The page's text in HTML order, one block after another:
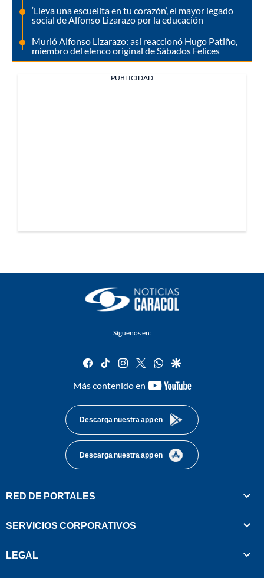
‘Lleva una escuelita en tu corazón’, el mayor legado
social de Alfonso Lizarazo por la educación
Murió Alfonso Lizarazo: así reaccionó Hugo Patiño,
miembro del elenco original de Sábados Felices
PUBLICIDAD
Síguenos en:
facebook
tiktok instagram
twitterwhatsapp
google
Más contenido en
youtube-
Descarga nuestra app en
Descarga nuestra app en
RED DE PORTALES
SERVICIOS CORPORATIVOS
LEGAL